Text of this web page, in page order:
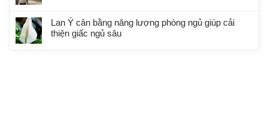
Lan Ý cân bằng năng lượng phòng ngủ giúp cải
thiện giấc ngủ sâu